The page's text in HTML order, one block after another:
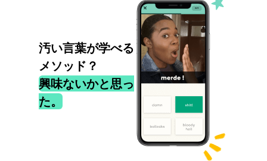
汚い言葉が学べる
メソッド？
興味ないかと思っ
た。